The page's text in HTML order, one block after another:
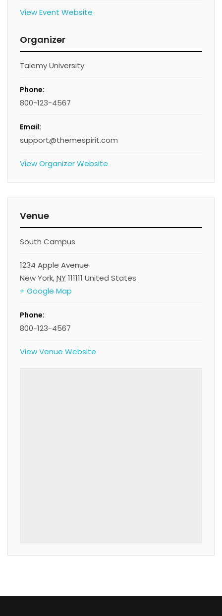
View Event Website
Organizer
Talemy University
Phone:
800-123-4567
Email:
support@themespirit.com
View Organizer Website
Venue
South Campus
1234 Apple Avenue
New York,NY111111 United States
+ Google Map
Phone:
800-123-4567
View Venue Website